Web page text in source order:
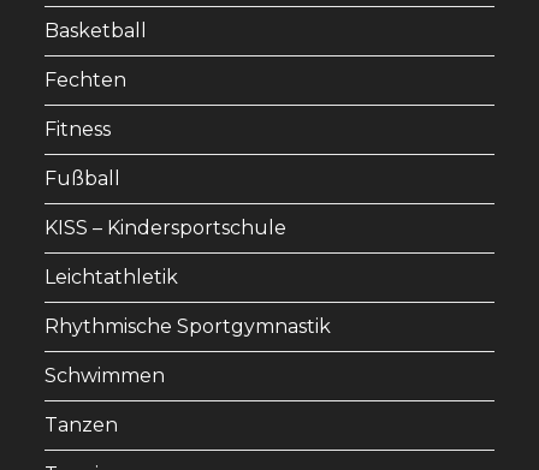
new
tab
new
tab
new
Basketball
Fechten
Fitness
Fußball
KISS – Kindersportschule
Leichtathletik
Rhythmische Sportgymnastik
Schwimmen
Tanzen